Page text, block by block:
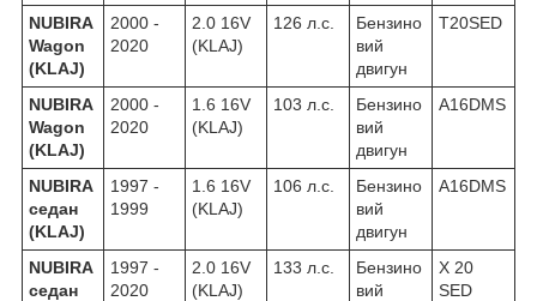
NUBIRA
Wagon
(KLAJ)
2000 -
2020
2.0 16V
(KLAJ)
126 л.с.
Бензино
вий
двигун
T20SED
NUBIRA
Wagon
(KLAJ)
2000 -
2020
1.6 16V
(KLAJ)
103 л.с.
Бензино
вий
двигун
A16DMS
NUBIRA
седан
(KLAJ)
1997 -
1999
1.6 16V
(KLAJ)
106 л.с.
Бензино
вий
двигун
A16DMS
NUBIRA
седан
1997 -
2020
2.0 16V
(KLAJ)
133 л.с.
Бензино
вий
X 20
SED